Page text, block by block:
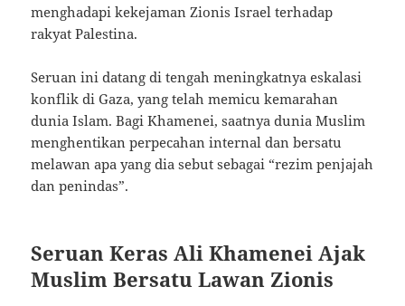
menghadapi kekejaman Zionis Israel terhadap
rakyat Palestina.
Seruan ini datang di tengah meningkatnya eskalasi
konflik di Gaza, yang telah memicu kemarahan
dunia Islam. Bagi Khamenei, saatnya dunia Muslim
menghentikan perpecahan internal dan bersatu
melawan apa yang dia sebut sebagai “rezim penjajah
dan penindas”.
Seruan Keras Ali Khamenei Ajak
Muslim Bersatu Lawan Zionis